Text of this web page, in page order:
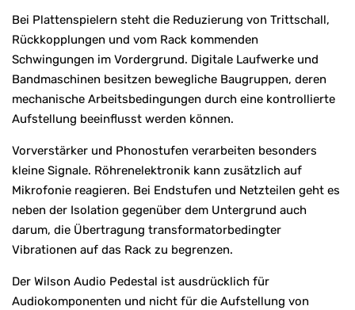
Bei Plattenspielern steht die Reduzierung von Trittschall,
Rückkopplungen und vom Rack kommenden
Schwingungen im Vordergrund. Digitale Laufwerke und
Bandmaschinen besitzen bewegliche Baugruppen, deren
mechanische Arbeitsbedingungen durch eine kontrollierte
Aufstellung beeinflusst werden können.
Vorverstärker und Phonostufen verarbeiten besonders
kleine Signale. Röhrenelektronik kann zusätzlich auf
Mikrofonie reagieren. Bei Endstufen und Netzteilen geht es
neben der Isolation gegenüber dem Untergrund auch
darum, die Übertragung transformatorbedingter
Vibrationen auf das Rack zu begrenzen.
Der Wilson Audio Pedestal ist ausdrücklich für
Audiokomponenten und nicht für die Aufstellung von